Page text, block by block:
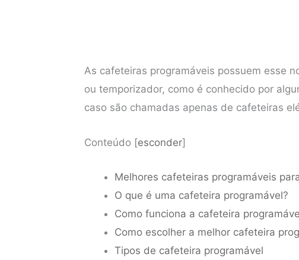
As cafeteiras programáveis possuem esse
ou temporizador, como é conhecido por
caso são chamadas apenas de cafeteiras
Conteúdo [esconder]
Melhores cafeteiras programáveis
O que é uma cafeteira programável?
Como funciona a cafeteira
Como escolher a melhor cafeteira
Tipos de cafeteira programável